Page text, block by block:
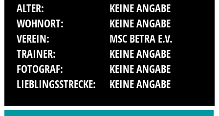
ALTER:
KEINE ANGABE
WOHNORT:
KEINE ANGABE
VEREIN:
MSC BETRA E.V.
TRAINER:
KEINE ANGABE
FOTOGRAF:
KEINE ANGABE
LIEBLINGSSTRECKE:
KEINE ANGABE